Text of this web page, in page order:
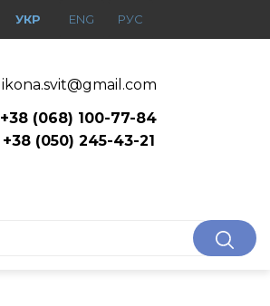
УКР ENG РУС
ikona.svit@gmail.com
+38 (068) 100-77-84
+38 (050) 245-43-21